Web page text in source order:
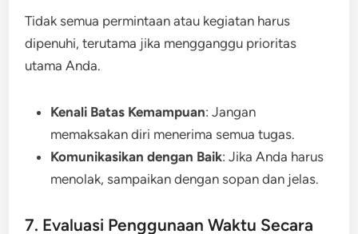
Tidak semua permintaan atau kegiatan harus
dipenuhi, terutama jika mengganggu prioritas
utama Anda.
Kenali Batas Kemampuan: Jangan
memaksakan diri menerima semua tugas.
Komunikasikan dengan Baik: Jika Anda harus
menolak, sampaikan dengan sopan dan jelas.
7. Evaluasi Penggunaan Waktu Secara